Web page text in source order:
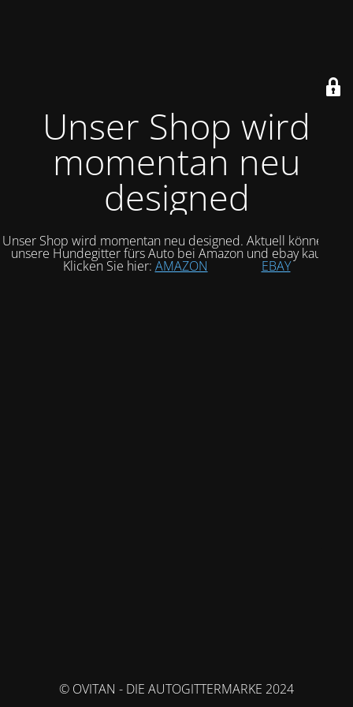
Unser Shop wird
momentan neu
designed
Unser Shop wird momentan neu designed. Aktuell können Sie
unsere Hundegitter fürs Auto bei Amazon und ebay kaufen.
Klicken Sie hier: AMAZON EBAY
© OVITAN - DIE AUTOGITTERMARKE 2024